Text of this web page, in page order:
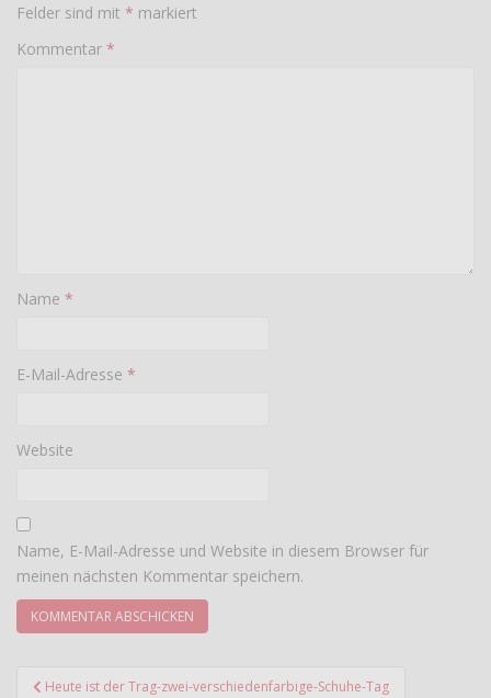
Felder sind mit * markiert
Kommentar *
Name *
E-Mail-Adresse *
Website
Name, E-Mail-Adresse und Website in diesem Browser für
meinen nächsten Kommentar speichern.
Beitragsnavigation
Heute ist der Trag-zwei-verschiedenfarbige-Schuhe-Tag